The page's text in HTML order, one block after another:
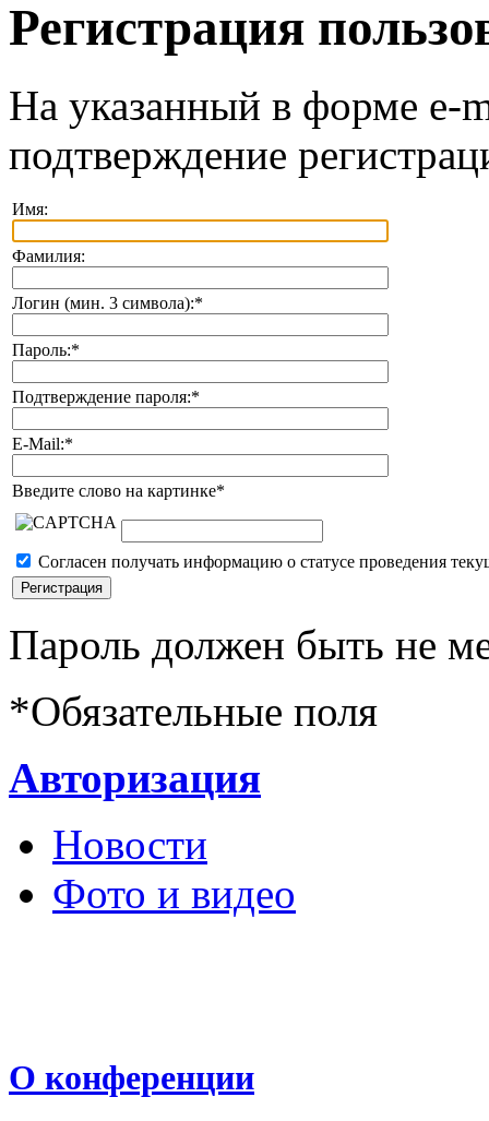
Регистрация
На указанный в форме e-
подтверждение
Имя:
Фамилия:
Логин (мин. 3 символа):*
Пароль:*
Подтверждение пароля:*
E-Mail:*
Введите слово на картинке*
Согласен получать информацию о статусе проведения
Пароль должен быть не
*Обязательные поля
Авторизация
Новости
Фото и видео
О конференции